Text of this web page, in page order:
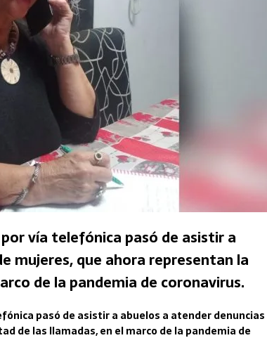
vía telefónica pasó de asistir a
mujeres, que ahora representan la
de la pandemia de coronavirus.
pasó de asistir a abuelos a atender denuncias
de las llamadas, en el marco de la pandemia de